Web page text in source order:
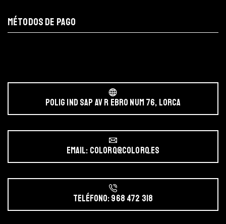
MÉTODOS DE PAGO
POLIG IND SAP AV r EBRO NUM 76, LORCA
Email: colorq@colorq.es
Teléfono: 968 472 318